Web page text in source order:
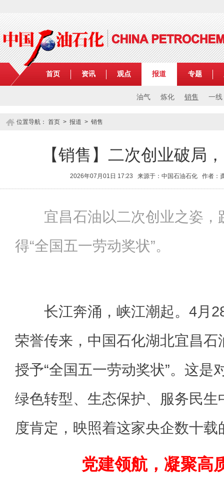
首页 资讯 观点 报道
油气 炼化 销售 一线
专题
位置导航： 首页 > 报道 > 销售
【销售】二次创业破局
2026年07月01日 17:23 来源于：中国石油石化 作者
宜昌石油以二次创业之姿，
得“全国五一劳动奖状”。
长江奔涌，峡江潮起。4月
荣誉传来，中国石化湖北宜昌石
授予“全国五一劳动奖状”。这是
绿色转型、生态保护、服务民生
度肯定，映照着这家央企数十载
党建领航，凝聚高